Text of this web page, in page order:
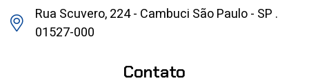
Rua Scuvero, 224 - Cambuci São Paulo - SP .
01527-000
Contato